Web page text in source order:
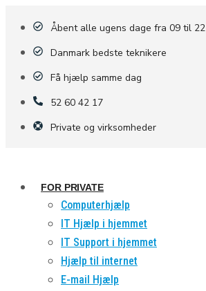
Åbent alle ugens dage fra 09 til 22
Danmark bedste teknikere
Få hjælp samme dag
52 60 42 17
Private og virksomheder
FOR PRIVATE
Computerhjælp
IT Hjælp i hjemmet
IT Support i hjemmet
Hjælp til internet
E-mail Hjælp